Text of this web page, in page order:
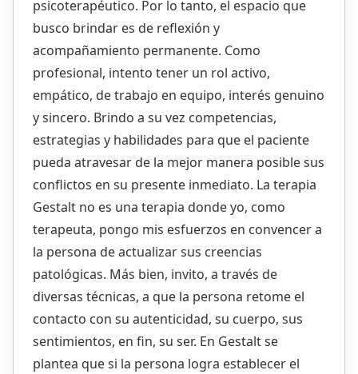
psicoterapéutico. Por lo tanto, el espacio que
busco brindar es de reflexión y
acompañamiento permanente. Como
profesional, intento tener un rol activo,
empático, de trabajo en equipo, interés genuino
y sincero. Brindo a su vez competencias,
estrategias y habilidades para que el paciente
pueda atravesar de la mejor manera posible sus
conflictos en su presente inmediato. La terapia
Gestalt no es una terapia donde yo, como
terapeuta, pongo mis esfuerzos en convencer a
la persona de actualizar sus creencias
patológicas. Más bien, invito, a través de
diversas técnicas, a que la persona retome el
contacto con su autenticidad, su cuerpo, sus
sentimientos, en fin, su ser. En Gestalt se
plantea que si la persona logra establecer el